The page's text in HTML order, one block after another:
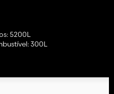
5200L
300L